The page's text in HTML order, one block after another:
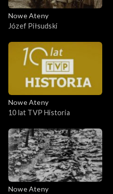
Nowe Ateny
Józef Piłsudski
Nowe Ateny
10 lat TVP Historia
Nowe Ateny